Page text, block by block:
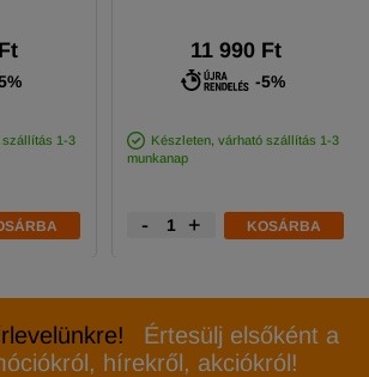
szállítás 1-3
11 990 Ft
-5%
Készleten, várható szállítás 1-3
munkanap
- + KOSÁRBA
Értesülj elsőként a
hírekről, akciókról!